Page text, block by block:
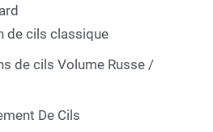
de cils classique
de cils Volume Russe /
De Cils